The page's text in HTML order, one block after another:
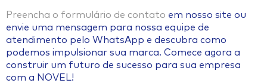
Preencha o formulário de contato em nosso site ou
envie uma mensagem para nossa equipe de
atendimento pelo WhatsApp e descubra como
podemos impulsionar sua marca. Comece agora a
construir um futuro de sucesso para sua empresa
com a NOVEL!